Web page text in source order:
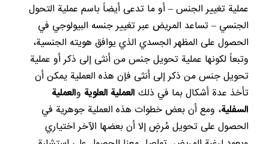
عملية تغيير الجنس – أو ما تدعى أيضاً باسم عملية التحول
الجنسي – تساعد المريض عبر تغيير جنسه البيولوجي في
الحصول على المظهر الجسدي الذي يوافق هويته الجنسية،
وتبعاً لكونها عملية تحويل جنس من أنثى إلى ذكر أو عملية
تحويل جنس من ذكر إلى أنثى فإن هذه العملية يمكن أن
تأخذ عدة أشكال بما في ذلك العملية العلوية والعملية
السفلية، ومع أن بعض خطوات هذه العملية جوهرية في
الحصول على تحويل مُرضٍ إلا أن بعضها الآخر اختياري